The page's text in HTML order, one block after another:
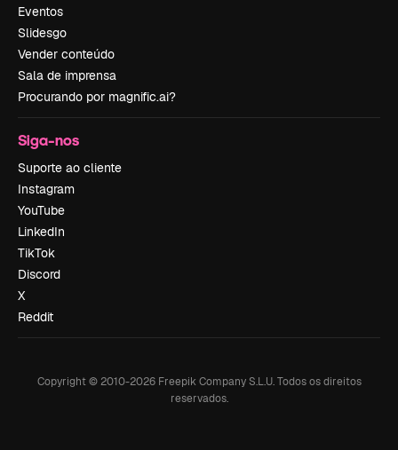
Eventos
Slidesgo
Vender conteúdo
Sala de imprensa
Procurando por magnific.ai?
Siga-nos
Suporte ao cliente
Instagram
YouTube
LinkedIn
TikTok
Discord
X
Reddit
Copyright © 2010-2026Freepik Company S.L.U. Todos os direitos
reservados.